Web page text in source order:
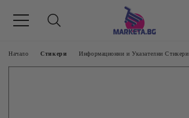
8 -17 ч/
Начало Стикери Информационни и Указателни Стикери